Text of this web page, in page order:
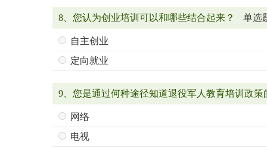
8、您认为创业培训可以和哪些结合起来？ 单选
自主创业
定向就业
9、您是通过何种途径知道退役军人教育培训政策
网络
电视